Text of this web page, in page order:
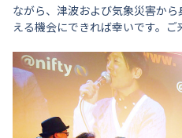
ながら、津波および気象災害か
える機会にできれば幸いです。ご